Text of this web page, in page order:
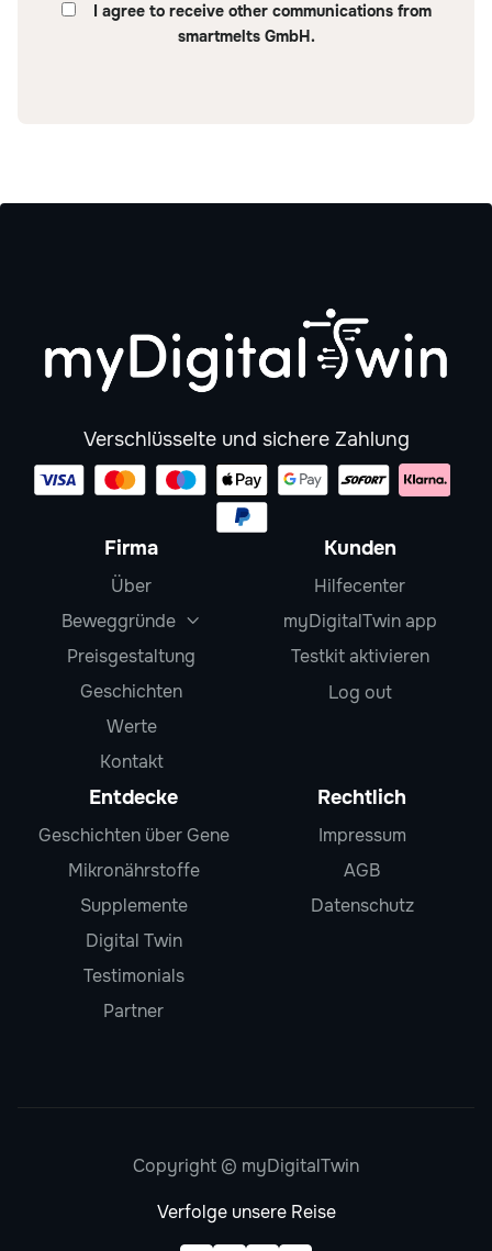
I agree to receive other communications from
smartmelts GmbH.
Verschlüsselte und sichere Zahlung
Firma
Über
Beweggründe

Preisgestaltung
Geschichten
Werte
Kontakt
Kunden
Hilfecenter
myDigitalTwin app
Testkit aktivieren
Log out
Entdecke
Geschichten über Gene
Mikronährstoffe
Supplemente
Digital Twin
Testimonials
Partner
Rechtlich
Impressum
AGB
Datenschutz
Copyright © myDigitalTwin
Verfolge unsere Reise